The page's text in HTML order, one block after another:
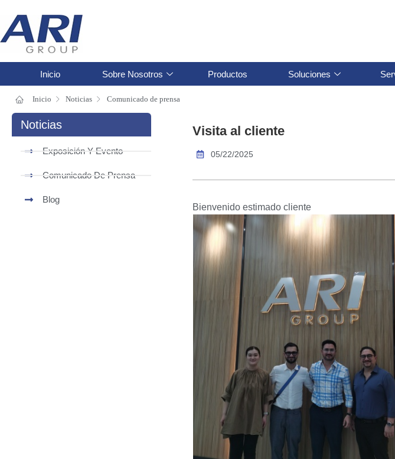
Inicio Sobre Nosotros Productos Soluciones
Inicio Noticias Comunicado de prensa
Noticias
Exposición Y Evento
Comunicado De Prensa
Blog
Visita al cliente
05/22/2025
Bienvenido estimado cliente